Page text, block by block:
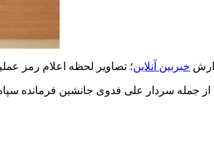
خبربین آنلاین
جمله سردار علی فدوی جانشین فرمانده